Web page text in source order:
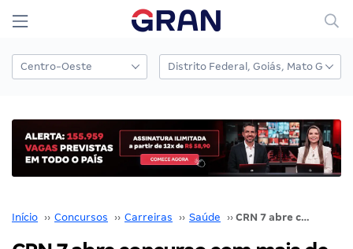
Início ›› Concursos ›› Carreiras ›› Saúde ›› CRN 7 abre concurso com mais de 200 vagas. Oportunidades para nutricionistas!